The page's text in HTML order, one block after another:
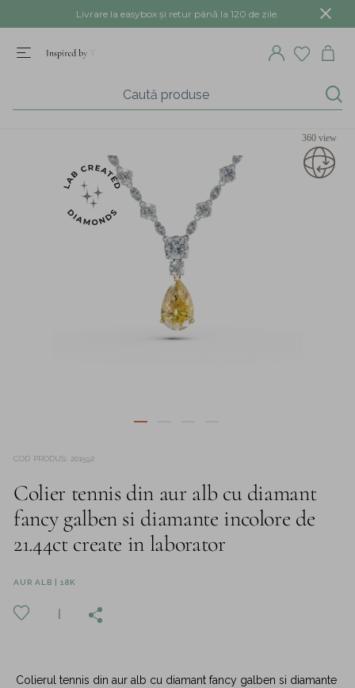
Livrare la easybox și retur până la 120 de zile.
360 view
COD PRODUS 201592
Colier tennis din aur alb cu diamant
fancy galben si diamante incolore de
21.44ct create in laborator
AUR ALB | 18K
Colierul tennis din aur alb cu diamant fancy galben si diamante